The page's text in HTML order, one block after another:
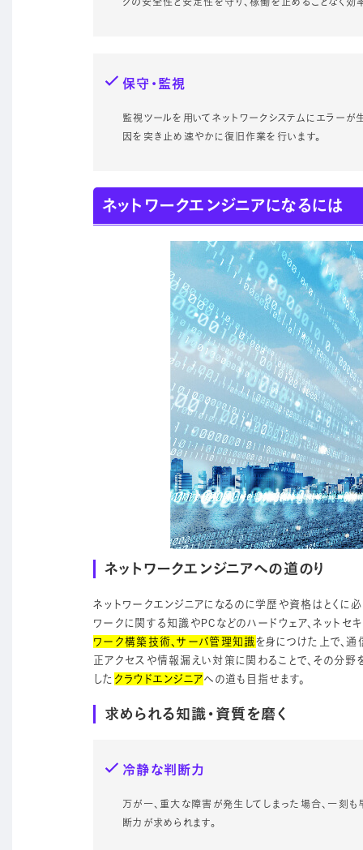
保守・監視
監視ツールを用いてネットワークシステムにエラー
因を突き止め速やかに復旧作業を行います。
ネットワークエンジニアになるには
ネットワークエンジニアへの道のり
ネットワークエンジニアになるのに学歴や資格はとくに
ワークに関する知識やPCなどのハードウェア、ネット
ワーク構築技術、サーバ管理知識を身につけた上で、
正アクセスや情報漏えい対策に関わることで、その分野
した クラウドエンジニアへの道も目指せます。
求められる知識・資質を磨く
冷静な判断力
万が一、重大な障害が発生してしまった場合、一刻
断力が求められます。